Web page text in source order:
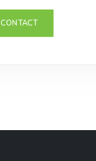
CONTACT